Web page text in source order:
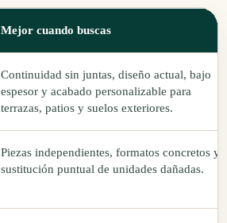
Mejor cuando buscas
Continuidad sin juntas, diseño actual, bajo
espesor y acabado personalizable para
terrazas, patios y suelos exteriores.
Piezas independientes, formatos concretos y
sustitución puntual de unidades dañadas.